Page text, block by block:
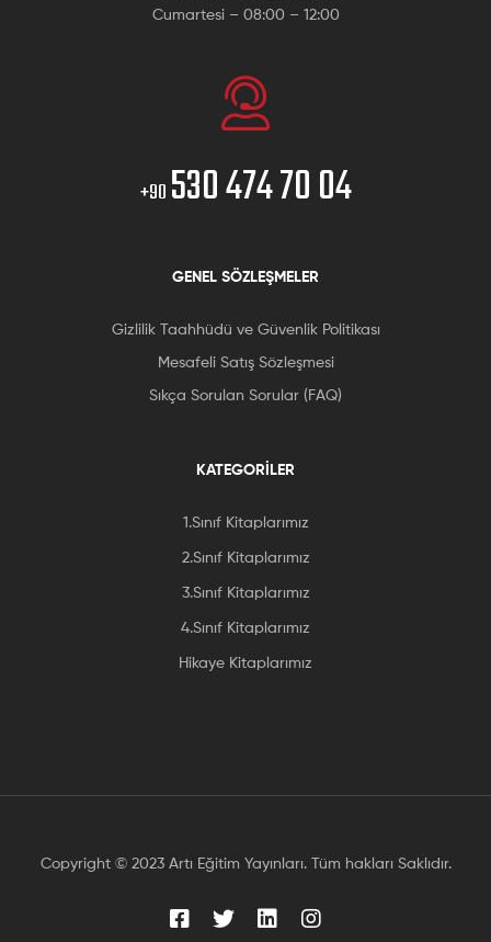
Cumartesi – 08:00 – 12:00
+90 530 474 70 04
GENEL SÖZLEŞMELER
Gizlilik Taahhüdü ve Güvenlik Politikası
Mesafeli Satış Sözleşmesi
Sıkça Sorulan Sorular (FAQ)
KATEGORİLER
1.Sınıf Kitaplarımız
2.Sınıf Kitaplarımız
3.Sınıf Kitaplarımız
4.Sınıf Kitaplarımız
Hikaye Kitaplarımız
Copyright © 2023 Artı Eğitim Yayınları. Tüm hakları Saklıdır.